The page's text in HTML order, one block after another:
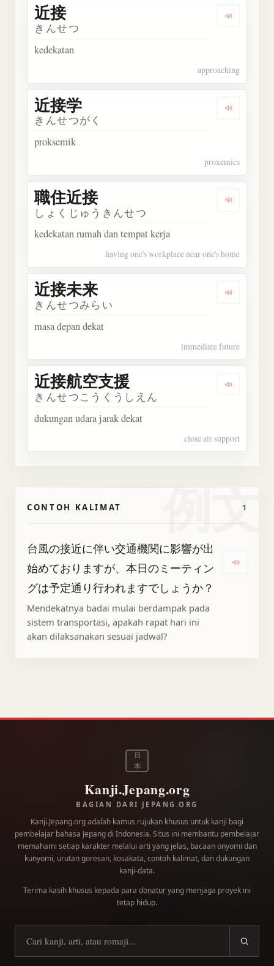
Dengarkan
近接
きんせつ
kedekatan
approaching
近接学
きんせつがく
proksemik
proxemics
職住近接
しょくじゅうきんせつ
kedekatan rumah dan tempat kerja
having one's workplace near one's home
近接未来
きんせつみらい
masa depan dekat
immediate future
近接航空支援
きんせつこうくうしえん
dukungan udara jarak dekat
close air support
例文
CONTOH KALIMAT 1
台風の接近に伴い交通機関に影響が出
始めておりますが、本日のミーティン
グは予定通り行われますでしょうか？
Mendekatnya badai mulai berdampak pada
sistem transportasi, apakah rapat hari ini
akan dilaksanakan sesuai jadwal?
日
本
Kanji.Jepang.org
BAGIAN DARI JEPANG.ORG
Kanji.Jepang.org adalah kamus rujukan khusus untuk kanji bagi
pembelajar bahasa Jepang di Indonesia. Situs ini membantu pembelajar
memahami setiap karakter melalui arti yang jelas, bacaan onyomi dan
kunyomi, urutan goresan, kosakata, contoh kalimat, dan dukungan
kanji-data.
Terima kasih khusus kepada para donaturyang menjaga proyek ini
tetap hidup.
Cari kanji